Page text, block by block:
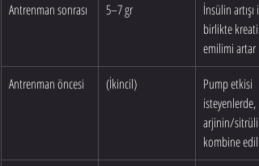
Antrenman sonrası
5–7 gr
İnsülin artışı ile
birlikte kreatin
emilimi artar
Antrenman öncesi
(İkincil)
Pump etkisi
isteyenlerde,
arjinin/
kombine edilir